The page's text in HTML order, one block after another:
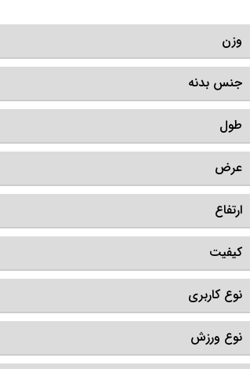
وزن
جنس بدنه
طول
عرض
ارتفاع
کیفیت
نوع کاربری
نوع ورزش